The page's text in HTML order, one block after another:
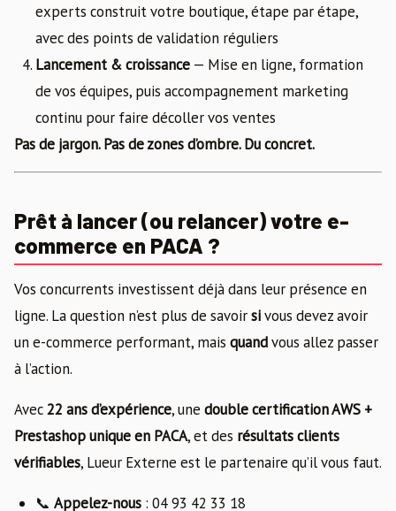
experts construit votre boutique, étape par étape,
avec des points de validation réguliers
Lancement & croissance — Mise en ligne, formation
de vos équipes, puis accompagnement marketing
continu pour faire décoller vos ventes
Pas de jargon. Pas de zones d’ombre. Du concret.
Prêt à lancer (ou relancer) votre e-
commerce en PACA ?
Vos concurrents investissent déjà dans leur présence en
ligne. La question n’est plus de savoirsivous devez avoir
un e-commerce performant, mais quandvous allez passer
à l’action.
Avec22 ans d’expérience, une double certification AWS +
Prestashop unique en PACA, et des résultats clients
vérifiables, Lueur Externe est le partenaire qu’il vous faut.
📞 Appelez-nous : 04 93 42 33 18